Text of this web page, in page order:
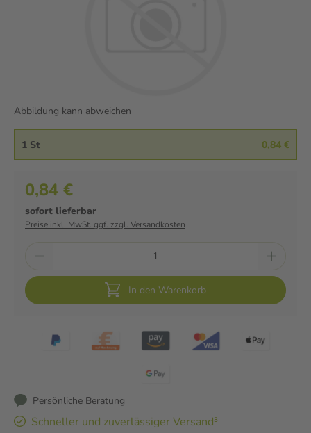
Abbildung kann abweichen
1 St 0,84 €
0,84 €
sofort lieferbar
Preise inkl. MwSt. ggf. zzgl. Versandkosten
In den Warenkorb
Persönliche Beratung
Schneller und zuverlässiger Versand³